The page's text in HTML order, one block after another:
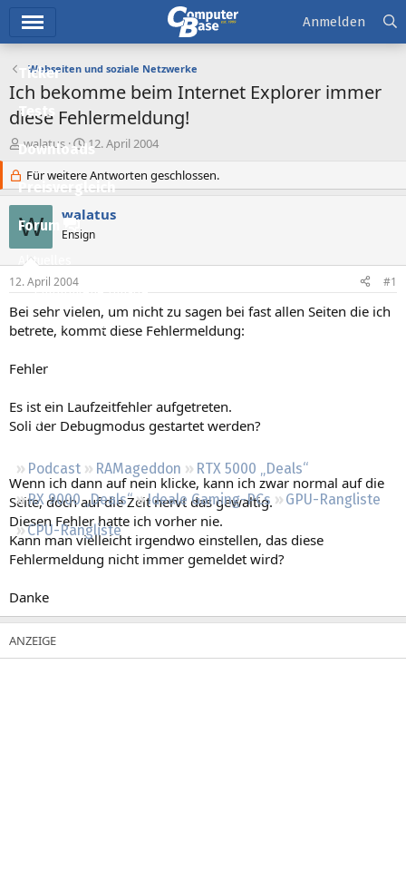
Ticker
Tests
Downloads
Preisvergleich
Forum
Aktuelles
Empfohlene Inhalte
Neue Beiträge
Regeln
Podcast RAMageddon
RTX 5000 „Deals“
RX 9000 „Deals“
Ideale Gaming-PCs
GPU-Rangliste
CPU-Rangliste
Anmelden
Webseiten und soziale Netzwerke
Ich bekomme beim Internet Explorer immer
diese Fehlermeldung!
E
r
s
t
e
l
l
walatus
E
r
s
t
l
l
m
12. April 2004
Für weitere Antworten geschlossen.
W walatus
Ensign
12. April 2004 #1
Bei sehr vielen, um nicht zu sagen bei fast allen Seiten die ich
betrete, kommt diese Fehlermeldung:
Fehler
Es ist ein Laufzeitfehler aufgetreten.
Soll der Debugmodus gestartet werden?
Wenn ich dann auf nein klicke, kann ich zwar normal auf die
Seite, doch auf die Zeit nervt das gewaltig.
Diesen Fehler hatte ich vorher nie.
Kann man vielleicht irgendwo einstellen, das diese
Fehlermeldung nicht immer gemeldet wird?
Danke